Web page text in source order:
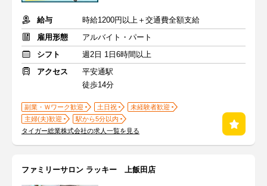
給与
時給1200円以上＋交通費全額支給
雇用形態
アルバイト・パート
シフト
週2日 1日6時間以上
アクセス
平安通駅
徒歩14分
副業・Ｗワーク歓迎 土日祝
未経験者歓迎
主婦(夫)歓迎
駅から5分以内
タイガー総業株式会社の求人一覧を見る
ファミリーサロン ラッキー 上飯田店